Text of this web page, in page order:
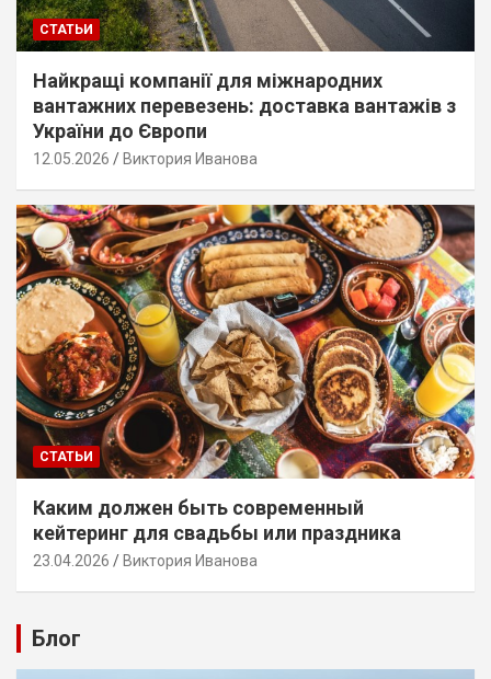
СТАТЬИ
Найкращі компанії для міжнародних
вантажних перевезень: доставка вантажів з
України до Європи
12.05.2026 Виктория Иванова
СТАТЬИ
Каким должен быть современный
кейтеринг для свадьбы или праздника
23.04.2026 Виктория Иванова
Блог